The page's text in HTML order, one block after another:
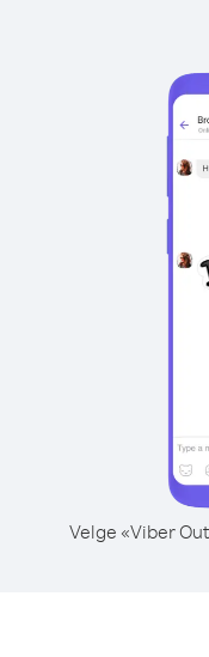
Velge «Viber